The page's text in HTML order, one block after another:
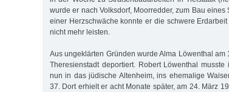
wurde er nach Volksdorf, Moorredder, zum Bau eines
einer Herzschwäche konnte er die schwere
nicht mehr leisten.
Aus ungeklärten Gründen wurde Alma Löwenthal
Theresienstadt deportiert. Robert Löwenthal musste
nun in das jüdische Altenheim, ins ehemalige
37. Dort erhielt er acht Monate später, am 24. März